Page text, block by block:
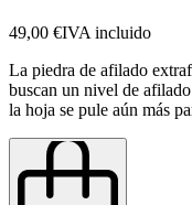
49,00 €IVA incluido
La piedra de afilado
buscan un nivel de
la hoja se pule aún más